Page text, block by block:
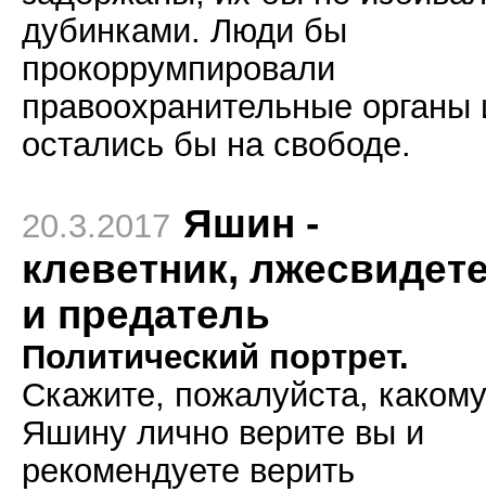
дубинками. Люди бы
прокоррумпировали
правоохранительные органы
остались бы на свободе.
20.3.2017 Яшин -
клеветник,
и предатель
Политический портрет.
Скажите, пожалуйста, какому
Яшину лично верите вы и
рекомендуете верить